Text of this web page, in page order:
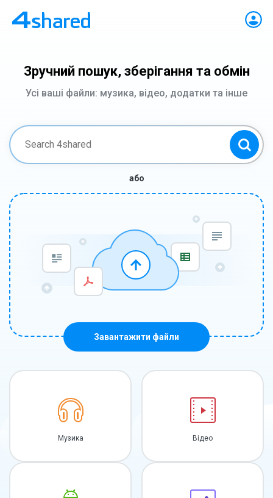
Зручний пошук, зберігання та обмін
Усі ваші файли: музика, відео, додатки та інше
або
Завантажити файли
Музика Відео